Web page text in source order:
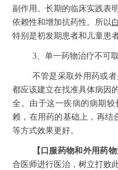
副作用。长期的临床实践表
依赖性和增加抗药性。所以
特别是初发期患者和儿童患
3、单一药物治疗不可
不管是采取外用药或
都应该建立在找准具体病因
全。由于这一疾病的病期
赖，在用药的基础上，再结
等方式效果更好。
【口服药物和外用药
合医师进行医治，树立打败